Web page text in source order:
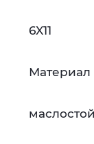
6X11
Материал